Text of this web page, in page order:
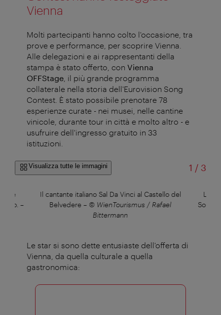
Vienna
Molti partecipanti hanno colto l'occasione, tra
prove e performance, per scoprire Vienna.
Alle delegazioni e ai rappresentanti della
stampa è stato offerto, con Vienna
OFFStage , il più grande programma
collaterale nella storia dell'Eurovision Song
Contest. È stato possibile prenotare 78
esperienze curate - nei musei, nelle cantine
vinicole, durante tour in città e molto altro - e
usufruire dell'ingresso gratuito in 33
istituzioni.
Visualizza tutte le immagini 1 /di
3
–
Il cantante italiano Sal Da Vinci al Castello del
Belvedere – © WienTourismus / Rafael
Bittermann
Lion
Song
Le star si sono dette entusiaste dell'offerta di
Vienna, da quella culturale a quella
gastronomica: